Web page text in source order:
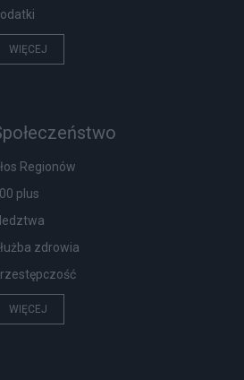
WIĘCEJ
Regionów
plus
zdrowia
WIĘCEJ